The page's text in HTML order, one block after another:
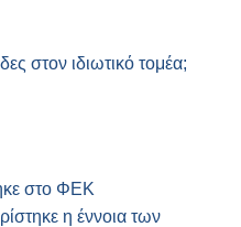
στον ιδιωτικό τομέα;
στο ΦΕΚ
η έννοια των